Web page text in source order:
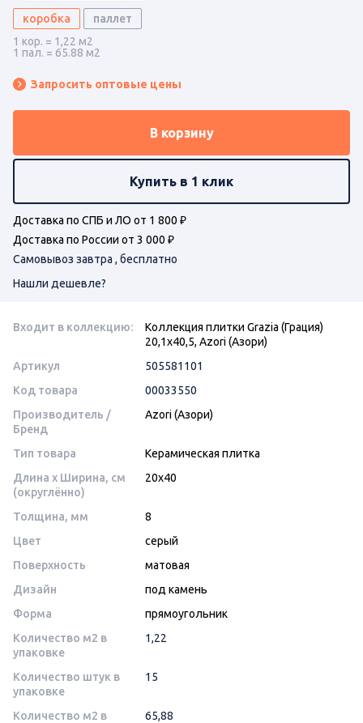
коробка
паллет
1 кор. = 1,22 м2
1 пал. = 65.88 м2
Запросить оптовые цены
В корзину
Купить в 1 клик
Доставка по СПБ и ЛО от 1 800 ₽
Доставка по России от 3 000 ₽
Самовывоз завтра , бесплатно
Нашли дешевле?
Входит в коллекцию:
Коллекция плитки Grazia (Грация)
20,1х40,5, Azori (Азори)
Артикул
505581101
Код товара
00033550
Производитель /
Бренд
Azori (Азори)
Тип товара
Керамическая плитка
Длина x Ширина, см
(округлённо)
20x40
Толщина, мм
8
Цвет
серый
Поверхность
матовая
Дизайн
под камень
Форма
прямоугольник
Количество м2 в
упаковке
1,22
Количество штук в
упаковке
15
Количество м2 в
65,88